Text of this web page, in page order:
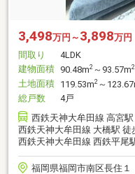
3,498万円～ 3,898万円
間取り
4LDK
建物面積 90.48m2 ～93.57m2
土地面積 119.53m2 ～
総戸数
4戸
西鉄天神大牟田線 高宮
西鉄天神大牟田線 大橋駅 徒
西鉄天神大牟田線 西鉄平尾
福岡県福岡市南区長住１